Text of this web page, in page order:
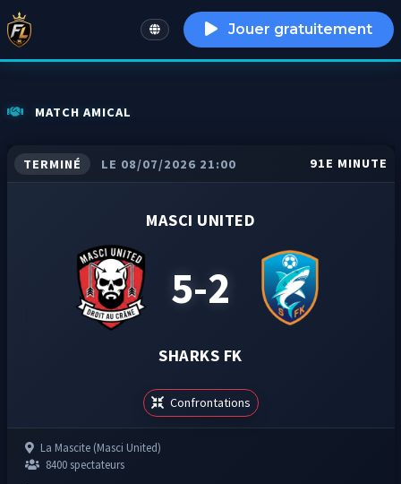
English Jouer gratuitement
MATCH AMICAL
TERMINÉ LE 08/07/2026 21:00 91E MINUTE
MASCI UNITED
5-2
SHARKS FK
Confrontations
La Mascite (Masci United)
8400 spectateurs